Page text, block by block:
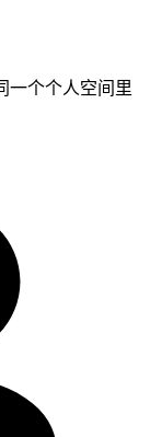
一个个人空间里